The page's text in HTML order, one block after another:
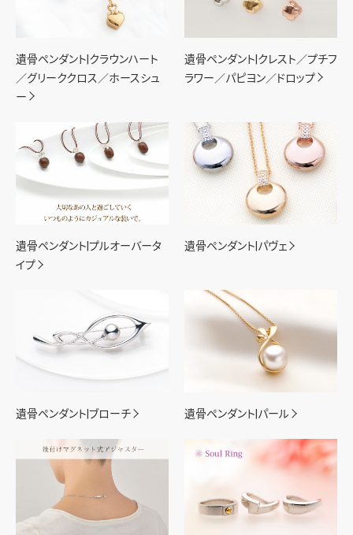
遺骨ペンダント|クラウンハート
／グリーククロス／ホースシュ
ー
遺骨ペンダント|クレスト／プチフ
ラワー／パピヨン／ドロップ
遺骨ペンダント|プルオーバータ
イプ
遺骨ペンダント|パヴェ
遺骨ペンダント|ブローチ 遺骨ペンダント|パール